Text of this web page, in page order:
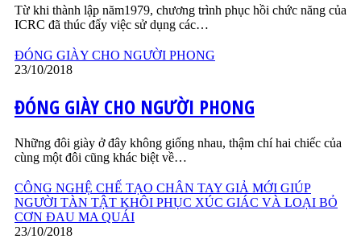
Từ khi thành lập năm1979, chương trình phục hồi chức năng của
ICRC đã thúc đẩy việc sử dụng các…
ĐÓNG GIÀY CHO NGƯỜI PHONG
23/10/2018
ĐÓNG GIÀY CHO NGƯỜI PHONG
Những đôi giày ở đây không giống nhau, thậm chí hai chiếc của
cùng một đôi cũng khác biệt về…
CÔNG NGHỆ CHẾ TẠO CHÂN TAY GIẢ MỚI GIÚP
NGƯỜI TÀN TẬT KHÔI PHỤC XÚC GIÁC VÀ LOẠI BỎ
CƠN ĐAU MA QUÁI
23/10/2018